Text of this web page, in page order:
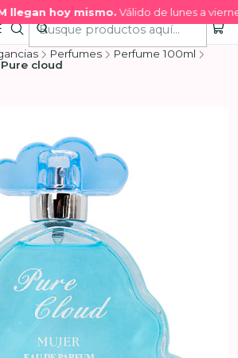
llegan hoy mismo.Válido de lunes a
Perfumes
Perfume 100ml
cloud